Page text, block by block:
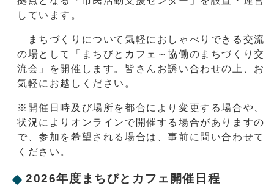
しています。
まちづくりについて気軽におしゃべりできる交流
の場として「まちびとカフェ～協働のまちづくり交
流会」を開催します。皆さんお誘い合わせの上、お
気軽にお越しください。
※開催日時及び場所を都合により変更する場合や、
状況によりオンラインで開催する場合がありますの
で、参加を希望される場合は、事前に問い合わせて
ください。
2026年度まちびとカフェ開催日程